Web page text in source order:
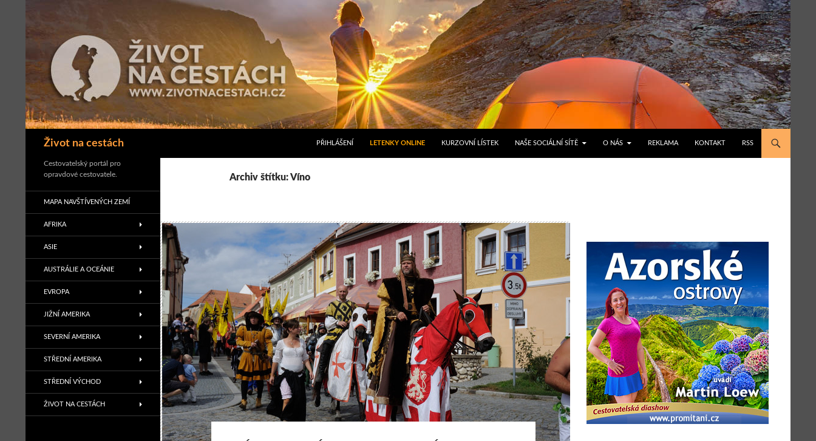
Život na cestách
Hledat
PŘIHLÁŠENÍ LETENKY ONLINE KURZOVNÍ LÍSTEK NAŠE SOCIÁLNÍ SÍTĚ O NÁS REKLAMA KONTAKT RSS
Archiv štítku: Víno
Cestovatelský portál pro
opravdové cestovatele.
MAPA NAVŠTÍVENÝCH ZEMÍ
AFRIKA
ASIE
AUSTRÁLIE A OCEÁNIE
EVROPA
JIŽNÍ AMERIKA
SEVERNÍ AMERIKA
STŘEDNÍ AMERIKA
STŘEDNÍ VÝCHOD
ŽIVOT NA CESTÁCH